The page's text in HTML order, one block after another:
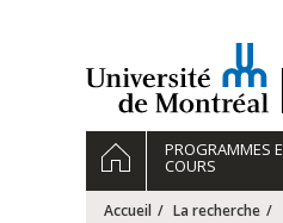
Navigation
principale
ACCUEILPROGRAMMES
COURS
Accueil La recherche